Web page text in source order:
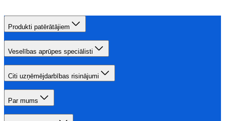
Produkti patērātājiem
Veselības aprūpes speciālisti
Citi uzņēmējdarbības risinājumi
Par mums